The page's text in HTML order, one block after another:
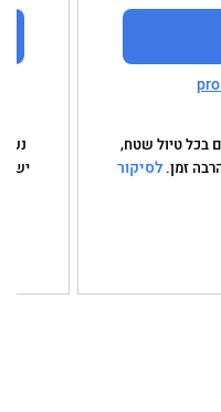
בכל טיול שטח,
זמן.לסיקור